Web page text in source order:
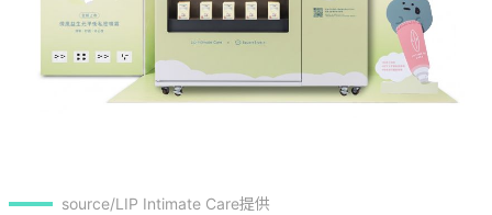
source/LIP Intimate Care提供